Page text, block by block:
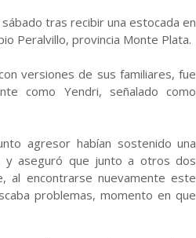
tras recibir una estocada en
Peralvillo, provincia Monte Plata.
versiones de sus familiares, fue
como Yendri, señalado como
agresor habían sostenido una
y aseguró que junto a otros dos
al encontrarse nuevamente este
problemas, momento en que